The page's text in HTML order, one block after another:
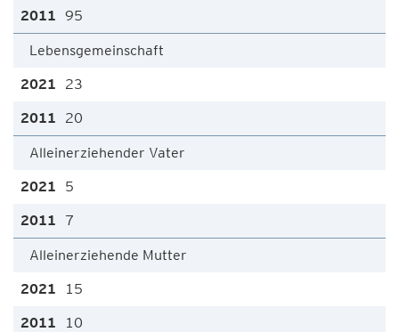
95
Lebensgemeinschaft
23
20
Alleinerziehender Vater
5
7
Alleinerziehende Mutter
15
10